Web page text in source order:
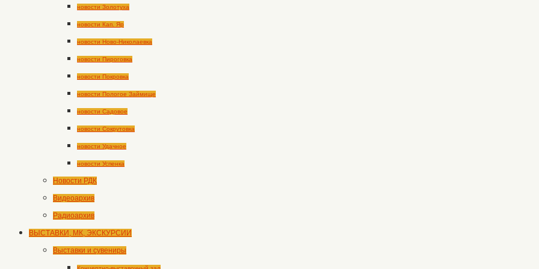
новости Золотуха
новости Кап. Яр
новости Ново-Николаевка
новости Пироговка
новости Покровка
новости Пологое Займище
новости Садовое
новости Сокрутовка
новости Удачное
новости Успенка
Новости РДК
Видеоархив
Радиоархив
ВЫСТАВКИ, МК, ЭКСКУРСИИ
Выставки и сувениры